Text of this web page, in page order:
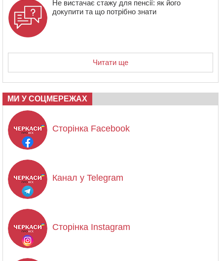
Не вистачає стажу для пенсії: як його
докупити та що потрібно знати
Читати ще
МИ У СОЦМЕРЕЖАХ
Сторінка Facebook
Канал у Telegram
Сторінка Instagram